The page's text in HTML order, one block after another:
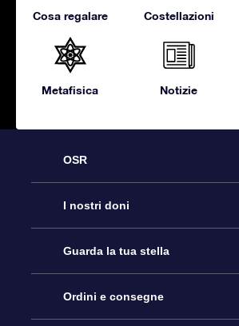
Cosa regalare Costellazioni
Metafisica Notizie
OSR
Assistenza
Contattaci
Blog
I nostri doni
Online Star Gift
Pacchetto regalo OSR
Guarda la tua stella
Registro stellare
Ordini e consegne